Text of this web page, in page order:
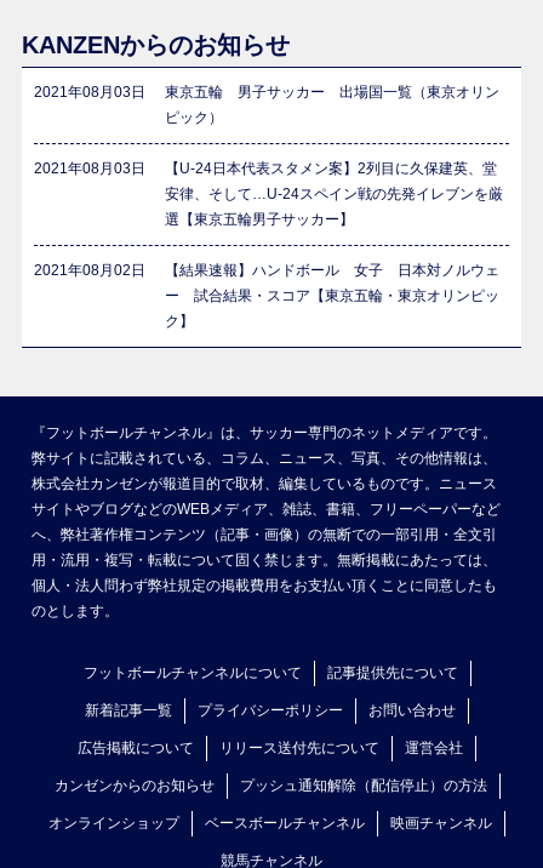
KANZENからのお知らせ
2021年08月03日
東京五輪 男子サッカー 出場国一覧（東京オリン
ピック）
2021年08月03日
【U-24日本代表スタメン案】2列目に久保建英、堂
安律、そして…U-24スペイン戦の先発イレブンを厳
選【東京五輪男子サッカー】
2021年08月02日
【結果速報】ハンドボール 女子 日本対ノルウェ
ー 試合結果・スコア【東京五輪・東京オリンピッ
ク】
『フットボールチャンネル』は、サッカー専門のネットメディアです。
弊サイトに記載されている、コラム、ニュース、写真、その他情報は、
株式会社カンゼンが報道目的で取材、編集しているものです。ニュース
サイトやブログなどのWEBメディア、雑誌、書籍、フリーペーパーなど
へ、弊社著作権コンテンツ（記事・画像）の無断での一部引用・全文引
用・流用・複写・転載について固く禁じます。無断掲載にあたっては、
個人・法人問わず弊社規定の掲載費用をお支払い頂くことに同意したも
のとします。
フットボールチャンネルについて 記事提供先について
新着記事一覧 プライバシーポリシー お問い合わせ
広告掲載について リリース送付先について 運営会社
カンゼンからのお知らせ プッシュ通知解除（配信停止）の方法
オンラインショップ ベースボールチャンネル 映画チャンネル
競馬チャンネル